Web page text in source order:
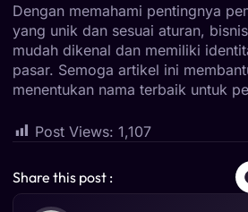
Dengan memahami pentingnya
yang unik dan sesuai aturan,
mudah dikenal dan memiliki
pasar. Semoga artikel ini
menentukan nama terbaik untuk
Post Views: 1,107
Share this post :